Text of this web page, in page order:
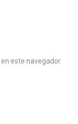
este navegador